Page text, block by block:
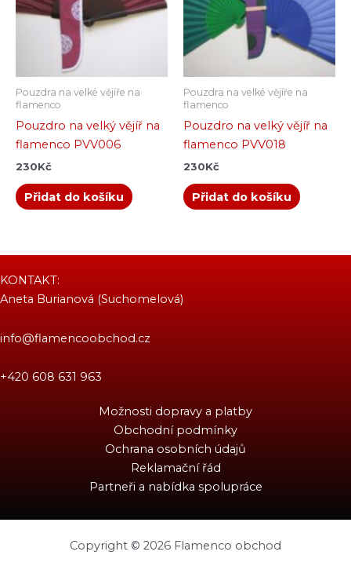
Pouzdra na velké vějíře na
flamenco
Pouzdro na velký vějíř na
flamenco PVV006
230Kč
Přidat do košíku
Pouzdra na velké vějíře na
flamenco
Pouzdro na velký vějíř na
flamenco PVV018
230Kč
Přidat do košíku
KONTAKT:
Aneta Burianová (Suchomelová)
info@flamencoobchod.cz
+420 608 631 963
Možnosti dopravy a platby
Obchodní podmínky
Ochrana osobních údajů
Reklamační řád
Partneři a nabídka spolupráce
Copyright © 2026 Flamenco obchod